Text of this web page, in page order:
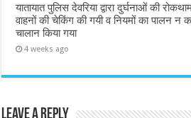
यातायात पुलिस देवरिया द्वारा दुर्घनाओं की
वाहनों की चेकिंग की गयी व नियमों का पालन न
चालान किया गया
4 weeks ago
Leave a Reply